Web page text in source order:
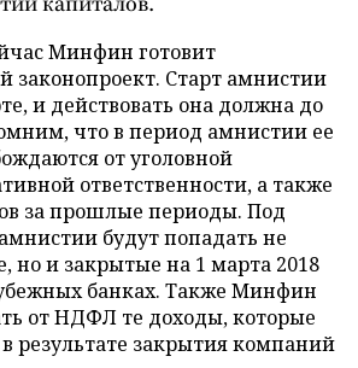
Минфин готовит
законопроект. Старт амнистии
и действовать она должна до
что в период амнистии ее
от уголовной
ответственности, а также
за прошлые периоды. Под
будут попадать не
но и закрытые на 1 марта 2018
банках. Также Минфин
от НДФЛ те доходы, которые
результате закрытия компаний